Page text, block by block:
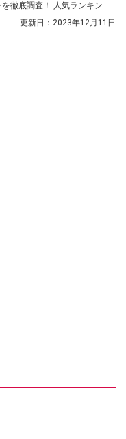
徹底調査！ 人気ランキング
飯みたい」だといわれる理由
更新日： 2023年12月11日